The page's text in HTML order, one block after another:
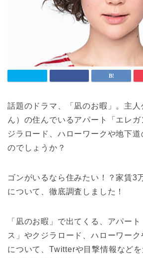
話題のドラマ、「凪のお暇」。主人
ん）の住んでいるアパート「エレガ
ジラロード、ハローワークや地下
のでしょうか？
ゴンがいるなら住みたい！？家賃3
について、徹底調査しました！
「凪のお暇」で出てくる、アパー
ス」やクジラロード、ハローワー
について、Twitterや目撃情報など